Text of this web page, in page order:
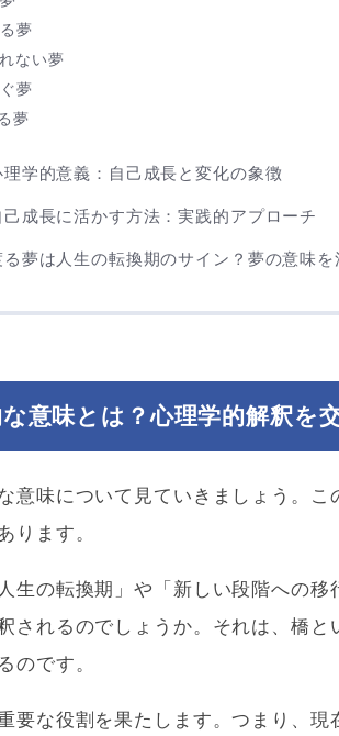
夢
ない夢
夢
夢
学的意義：自己成長と変化の象徴
成長に活かす方法：実践的アプローチ
る夢は人生の転換期のサイン？夢の意味
意味とは？心理学的解釈を
意味について見ていきましょう。こ
ります。
生の転換期」や「新しい段階への移
されるのでしょうか。それは、橋と
のです。
要な役割を果たします。つまり、現